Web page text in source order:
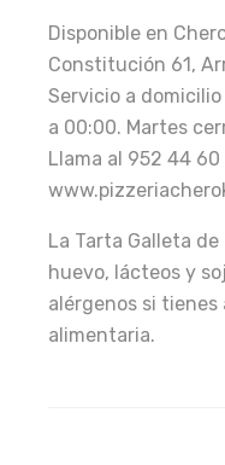
Disponible en
Constitución 61,
Servicio a
a 00:00. Martes
Llama al 952 44
La Tarta Galleta
huevo, lácteos y
alérgenos si
alimentaria.